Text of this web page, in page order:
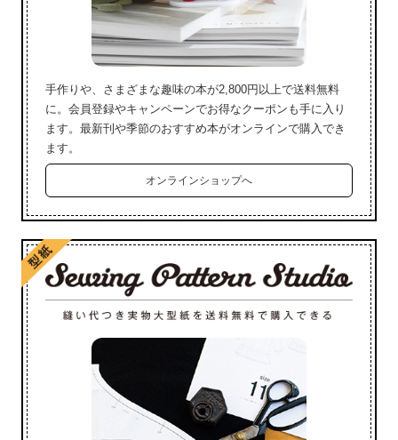
手作りや、さまざまな趣味の本が2,800円以上で送料無料
に。会員登録やキャンペーンでお得なクーポンも手に入り
ます。最新刊や季節のおすすめ本がオンラインで購入でき
ます。
オンラインショップへ